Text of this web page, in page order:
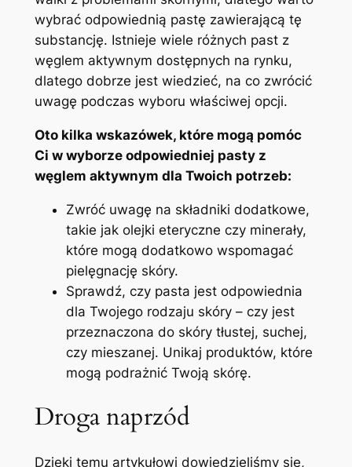
wybrać odpowiednią pastę zawierającą tę
substancję. Istnieje wiele różnych past z
węglem aktywnym dostępnych na​ rynku,
dlatego dobrze jest wiedzieć, na co zwrócić
uwagę podczas wyboru właściwej opcji.
Oto kilka wskazówek, które mogą pomóc
Ci w wyborze⁢ odpowiedniej pasty z
węglem aktywnym dla ​Twoich potrzeb:
Zwróć uwagę na składniki dodatkowe,
takie jak olejki eteryczne​ czy minerały,
które mogą dodatkowo wspomagać
pielęgnację skóry.
Sprawdź, czy pasta jest odpowiednia
dla Twojego rodzaju skóry – czy jest
przeznaczona do skóry tłustej, suchej,
czy mieszanej. Unikaj produktów, które
mogą podrażnić Twoją skórę.
Droga ‌naprzód
Dzięki temu artykułowi dowiedzieliśmy się,